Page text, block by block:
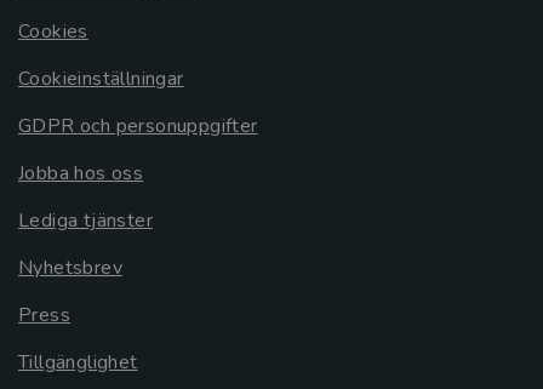
Cookies
Cookieinställningar
GDPR och personuppgifter
Jobba hos oss
Lediga tjänster
Nyhetsbrev
Press
Tillgänglighet